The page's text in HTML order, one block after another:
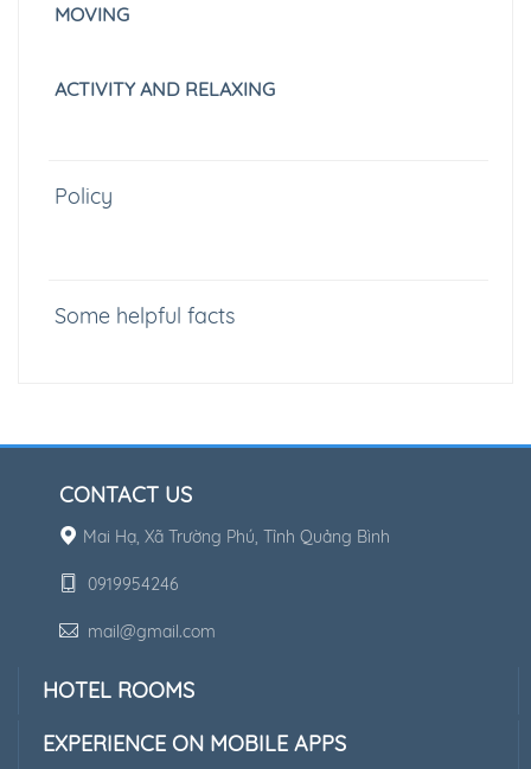
MOVING
ACTIVITY AND RELAXING
Policy
Some helpful facts
CONTACT US
Mai Hạ, Xã Trường Phú, Tỉnh Quảng Bình
0919954246
mail@gmail.com
HOTEL ROOMS
EXPERIENCE ON MOBILE APPS